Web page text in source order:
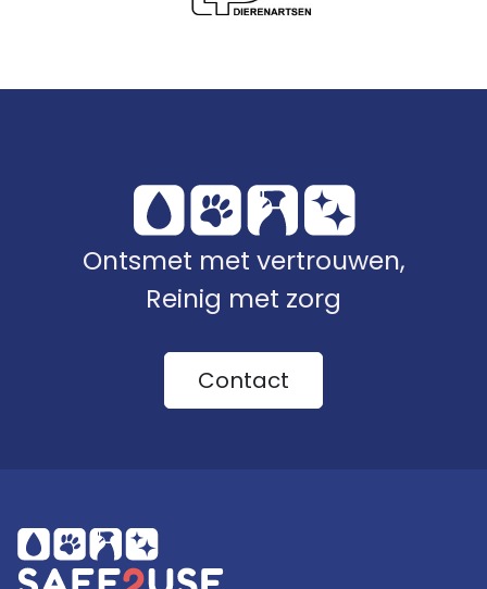
Ontsmet met vertrouwen,
Reinig met zorg
Contact